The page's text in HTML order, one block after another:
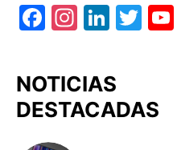
Facebook
Instagram
LinkedIn
NOTICIAS
DESTACADAS